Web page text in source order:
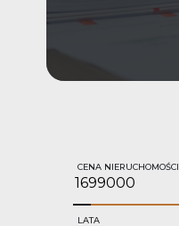
CENA NIERUCHOMOŚCI
LATA